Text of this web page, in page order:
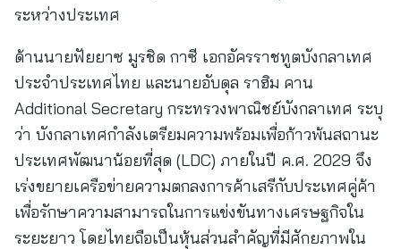
ระหว่างประเทศ
ด้านนายฟัยยาซ มูรชิด กาซี เอกอัครราชทูตบังกลาเทศ
ประจำประเทศไทย และนายอับดุล ราฮิม คาน
Additional Secretary กระทรวงพาณิชย์บังกลาเทศ ระบุ
ว่า บังกลาเทศกำลังเตรียมความพร้อมเพื่อก้าวพ้นสถานะ
ประเทศพัฒนาน้อยที่สุด (LDC) ภายในปี ค.ศ. 2029 จึง
เร่งขยายเครือข่ายความตกลงการค้าเสรีกับประเทศคู่ค้า
เพื่อรักษาความสามารถในการแข่งขันทางเศรษฐกิจใน
ระยะยาว โดยไทยถือเป็นหุ้นส่วนสำคัญที่มีศักยภาพใน